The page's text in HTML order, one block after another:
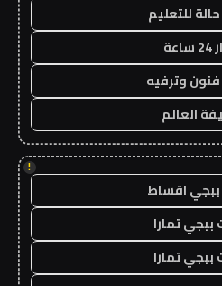
للتعليم
وترفيه
العالم
!
اقساط
تمارا
تمارا